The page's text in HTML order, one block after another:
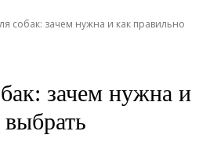
собак: зачем нужна и как правильно
зачем нужна и